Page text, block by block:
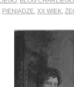
, PIENIĄDZE, XX WIEK,